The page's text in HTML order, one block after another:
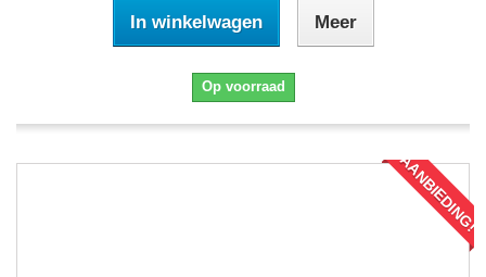
In winkelwagen Meer
Op voorraad
AANBIEDING!